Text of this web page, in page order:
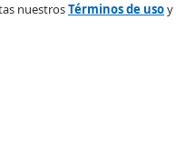
nuestrosTérminos de usoy